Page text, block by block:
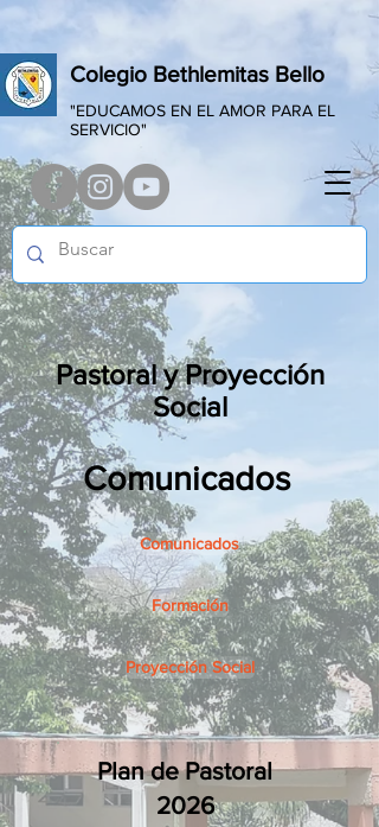
Colegio Bethlemitas Bello
"EDUCAMOS EN EL AMOR PARA EL
SERVICIO"
Pastoral y Proyección
Social
Comunicados
Comunicados
Formación
Proyección Social
Plan de Pastoral
2026